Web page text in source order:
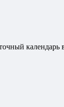
календарь